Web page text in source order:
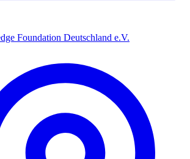
Foundation Deutschland e.V.